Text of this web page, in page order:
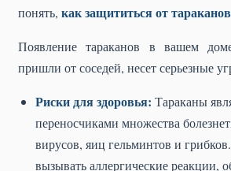
понять, как защититься от
Появление тараканов в вашем
пришли от соседей, несет серьезные
Риски для здоровья: Тараканы
переносчиками множества
вирусов, яиц гельминтов и
вызывать аллергические реакции,